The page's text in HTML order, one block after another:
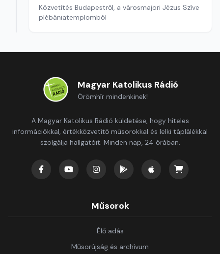
Közvetítés Budapestről, a városmajori Jézus Szíve
plébániatemplomból
Magyar Katolikus Rádió
Örömhír mindenkinek!
A Magyar Katolikus Rádió küldetése, hogy hiteles
információkkal, értékközvetítő műsorokkal és lelki táplálékkal
szolgálja hallgatóit. Minden nap, 24 órában.
Műsorok
Élő adás
Műsorújság és archívum